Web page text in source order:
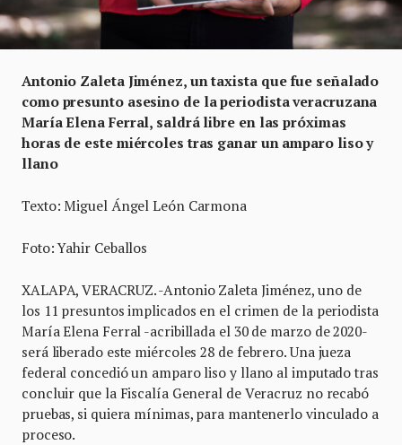
Antonio Zaleta Jiménez, un taxista que fue señalado
como presunto asesino de la periodista veracruzana
María Elena Ferral, saldrá libre en las próximas
horas de este miércoles tras ganar un amparo liso y
llano
Texto: Miguel Ángel León Carmona
Foto: Yahir Ceballos
XALAPA, VERACRUZ. -Antonio Zaleta Jiménez, uno de
los 11 presuntos implicados en el crimen de la periodista
María Elena Ferral -acribillada el 30 de marzo de 2020-
será liberado este miércoles 28 de febrero. Una jueza
federal concedió un amparo liso y llano al imputado tras
concluir que la Fiscalía General de Veracruz no recabó
pruebas, si quiera mínimas, para mantenerlo vinculado a
proceso.